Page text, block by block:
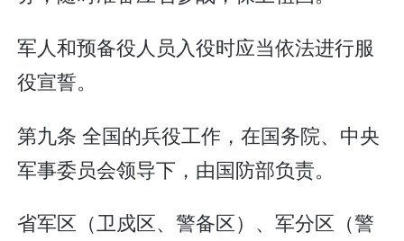
军人和预备役人员入役时应当依法进行服
役宣誓。
第九条 全国的兵役工作，在国务院、中央
军事委员会领导下，由国防部负责。
省军区（卫戍区、警备区）、军分区（警